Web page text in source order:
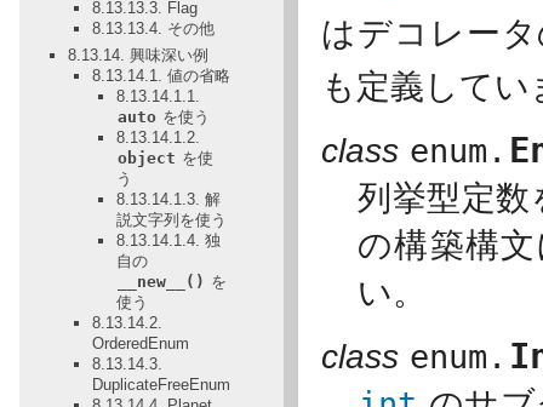
はデコレー
も定義してい
class enum.
列挙型定
の構築構
い。
class enum.
8.13.13.3. Flag
8.13.13.4. その他
8.13.14. 興味深い例
8.13.14.1. 値の省略
8.13.14.1.1.
auto を使う
8.13.14.1.2.
object を使
う
8.13.14.1.3. 解
説文字列を使う
8.13.14.1.4. 独
自の
__new__() を
使う
8.13.14.2.
OrderedEnum
8.13.14.3.
DuplicateFreeEnum